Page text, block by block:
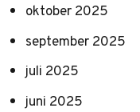
oktober 2025
september 2025
juli 2025
juni 2025